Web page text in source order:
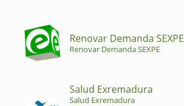
Renovar Demanda SEXPE
Renovar Demanda SEXPE
Salud Exremadura
Salud Exremadura